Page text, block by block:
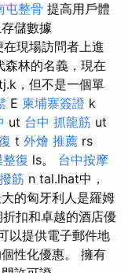
屯整骨 提高用戶體
儲數據
現場訪問者上進
林的名義，現在
，但不是一個單
E 柬埔寨簽證 k
ut 台中 抓龍筋 ut
t 外燴 推薦 rs
復 ls。 台中按摩
筋 n tal.lhat中，
的匈牙利人是羅姆
扣和卓越的酒店優
以提供電子郵件地
性化優惠。 擁有